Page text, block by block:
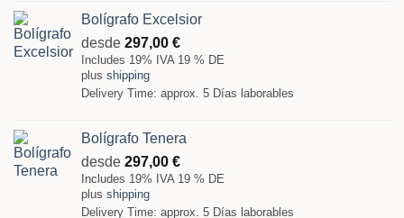
Bolígrafo Excelsior
desde 297,00 €
Includes 19% IVA 19 % DE
plus shipping
Delivery Time: approx. 5 Días laborables
Bolígrafo Tenera
desde 297,00 €
Includes 19% IVA 19 % DE
plus shipping
Delivery Time: approx. 5 Días laborables